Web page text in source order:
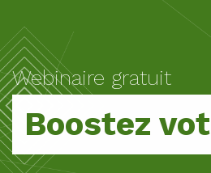
Webinaire gratuit
Boostez